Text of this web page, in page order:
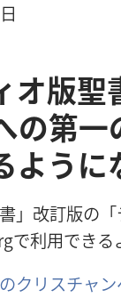
オ版
の第
ように
書」改訂版の
で利用できる
クリスチャ